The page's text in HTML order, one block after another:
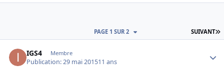
SUIVANT
PAGE 1 SUR 2
IGS4 Membre
Publication:29 mai 201511 ans